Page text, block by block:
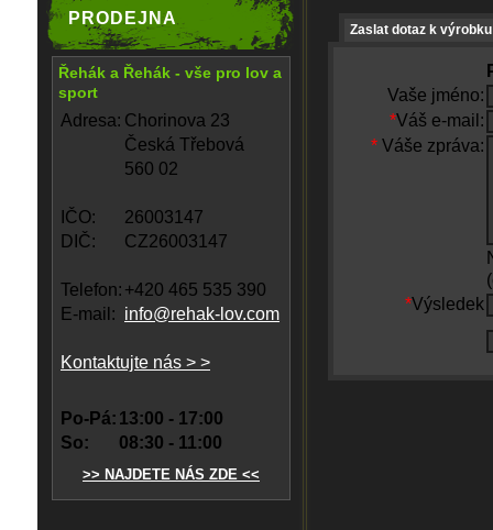
PRODEJNA
Řehák a Řehák - vše pro lov a
sport
Adresa: Chorinova 23
Česká Třebová
560 02
IČO:
26003147
DIČ:
CZ26003147
Telefon: +420 465 535 390
E-mail: info@rehak-lov.com
Kontaktujte nás > >
Po-Pá: 13:00 - 17:00
So:
08:30 - 11:00
>> NAJDETE NÁS ZDE <<
Zaslat dotaz k výrobku
Vaše jméno:
*Váš e-mail:
* Váše zpráva:
*Výsledek